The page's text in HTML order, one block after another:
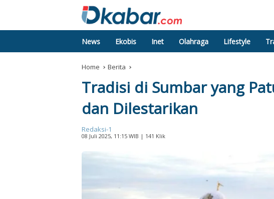
News Ekobis Inet Olahraga Lifestyle
Home Berita
Tradisi di Sumbar yang
dan Dilestarikan
Redaksi-1
08 Juli 2025, 11:15 WIB | 141 Klik